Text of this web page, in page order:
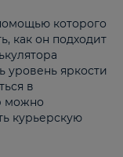
которого
как он подходит
уровень яркости
в
можно
курьерскую